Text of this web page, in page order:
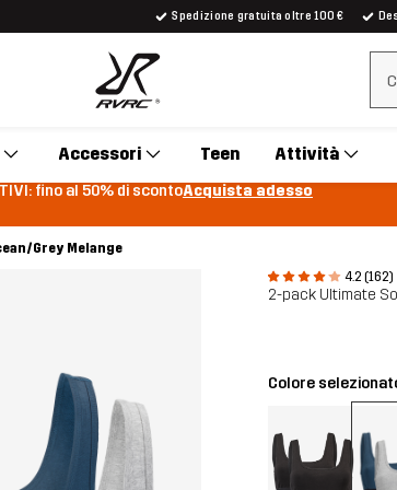
Spedizione gratuita oltre 100 €
Accessori Teen Attività
fino al 50% di scontoAcquista adesso
Grey Melange
4.2 (162)
2-pack Ultimate
Colore